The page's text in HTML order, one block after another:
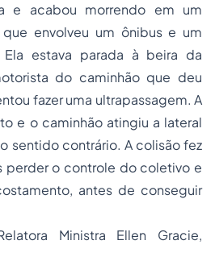
e acabou morrendo em um
envolveu um ônibus e um
estava parada à beira da
do caminhão que deu
fazer uma ultrapassagem. A
e o caminhão atingiu a lateral
sentido contrário. A colisão fez
perder o controle do coletivo e
antes de conseguir
Ministra Ellen Gracie,